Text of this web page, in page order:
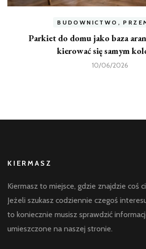
BUDOWNICTWO,
Parkiet do domu jako baza
kierować się samym
10/06/2026
KIERMASZ
Kiermasz to miejsce, gdzie znajdzie coś
Jeżeli szukasz codziennie czegoś
to koniecznie musisz sprawdzić
umieszczone na naszej stronie.